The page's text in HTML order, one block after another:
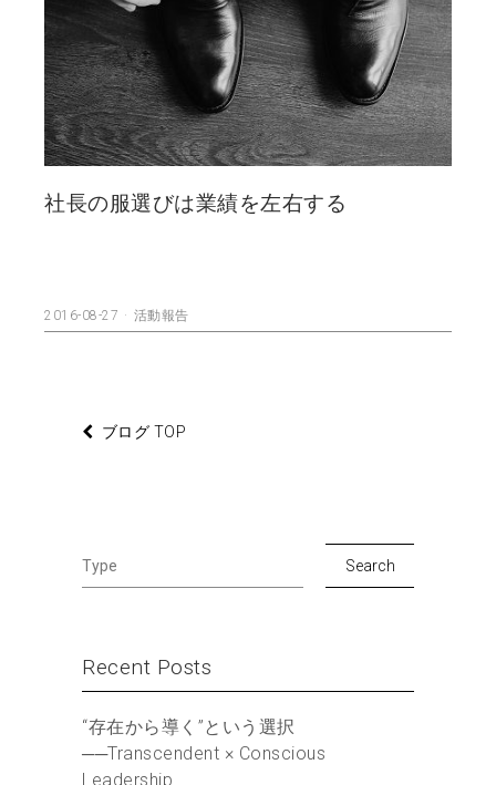
社長の服選びは業績を左右する
2016-08-27 活動報告
ブログ TOP
Recent Posts
“存在から導く”という選択
──Transcendent × Conscious
Leadership